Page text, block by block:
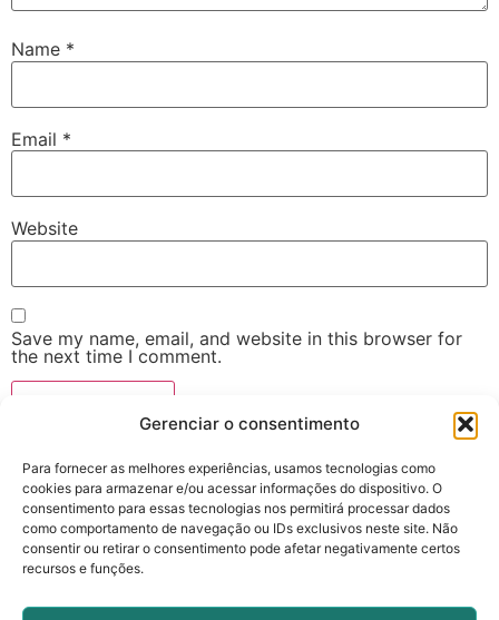
Gerenciar o consentimento
Para fornecer as melhores experiências, usamos tecnologias como
cookies para armazenar e/ou acessar informações do dispositivo. O
consentimento para essas tecnologias nos permitirá processar dados
como comportamento de navegação ou IDs exclusivos neste site. Não
consentir ou retirar o consentimento pode afetar negativamente certos
recursos e funções.
Name *
Email *
Website
Save my name, email, and website in this browser for
the next time I comment.
cebio@ifgoiano.edu.br